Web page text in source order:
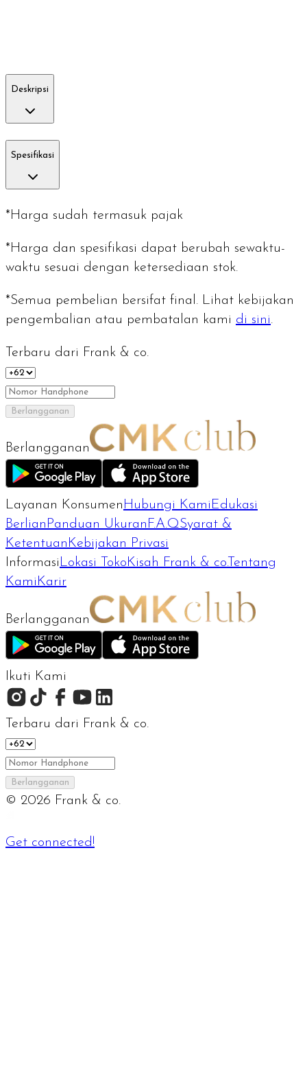
Deskripsi
Spesifikasi
*Harga sudah termasuk pajak
*Harga dan spesifikasi dapat berubah sewaktu-
waktu sesuai dengan ketersediaan stok.
*Semua pembelian bersifat final. Lihat kebijakan
pengembalian atau pembatalan kami di sini.
Terbaru dari Frank & co.
Berlangganan
Berlangganan
Layanan Konsumen Hubungi Kami Edukasi
Berlian Panduan Ukuran F.A.QSyarat &
Ketentuan Kebijakan Privasi
Informasi Lokasi Toko Kisah Frank & co.Tentang
Kami Karir
Berlangganan
Ikuti Kami
Terbaru dari Frank & co.
Berlangganan
© 2026 Frank & co.
Get connected!